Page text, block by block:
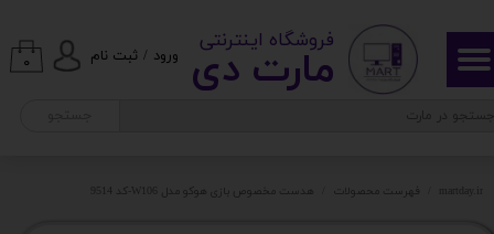
ورود / ثبت نام
حساب کاربری من
تغییر گذر واژه
خروج از حساب کاربری
۰ مارت دی​​​​​​
​ ​فروشگاه اینترنتی
martday.ir فهرست محصولات هدست مخصوص بازی هوکو مدل W106-کد 9514